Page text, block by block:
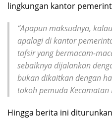
lingkungan kantor
“Apapun maksudnya,
apalagi di kantor
tafsir yang bermacam-
sebaiknya dijalankan
bukan dikaitkan dengan
tokoh pemuda Kecamatan
Hingga berita ini